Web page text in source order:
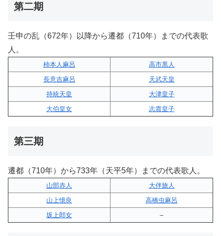
第二期
壬申の乱（672年）以降から遷都（710年）までの代表歌
人。
柿本人麻呂
高市黒人
長意吉麻呂
天武天皇
持統天皇
大津皇子
大伯皇女
志貴皇子
第三期
遷都（710年）から733年（天平5年）までの代表歌人。
山部赤人
大伴旅人
山上憶良
高橋虫麻呂
坂上郎女
–